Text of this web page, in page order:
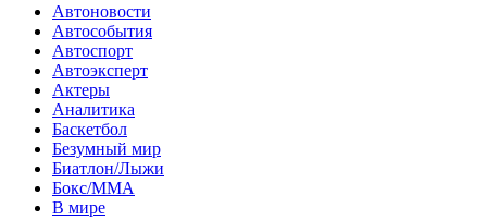
Автоновости
Автособытия
Автоспорт
Автоэксперт
Актеры
Аналитика
Баскетбол
Безумный мир
Биатлон/Лыжи
Бокс/MMA
В мире